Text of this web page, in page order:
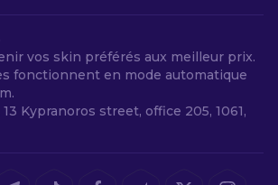
vos skin préférés aux meilleur prix.
fonctionnent en mode automatique
Kypranoros street, office 205, 1061,